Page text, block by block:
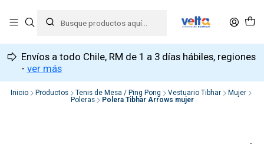
Envíos a todo Chile, RM de 1 a 3 días hábiles, regiones
- ver más
Inicio Productos Tenis de Mesa / Ping Pong Vestuario Tibhar
Mujer
Poleras
Polera Tibhar Arrows mujer